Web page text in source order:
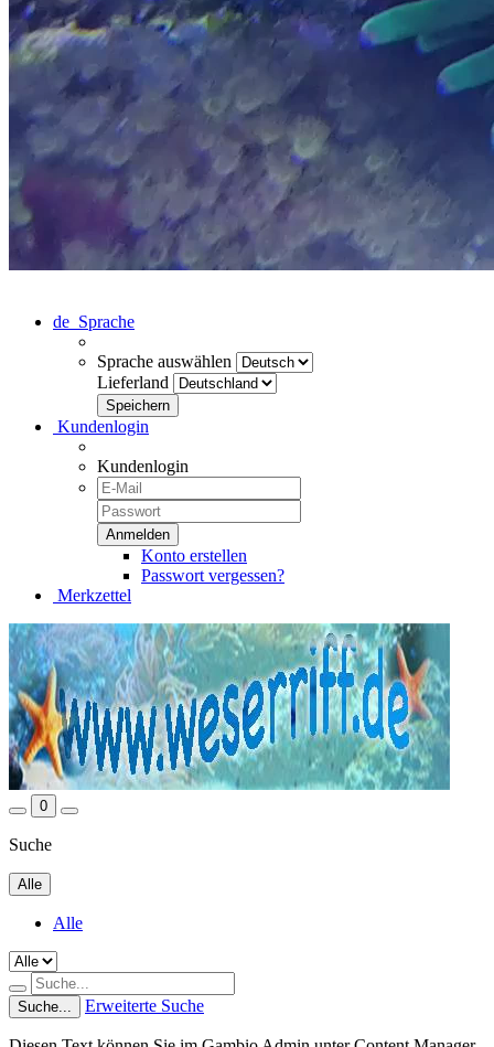
de Sprache
Sprache auswählen
Lieferland
Kundenlogin
Kundenlogin
Konto erstellen
Passwort vergessen?
Merkzettel
0
Suche
Alle
Alle
Suche... Erweiterte Suche